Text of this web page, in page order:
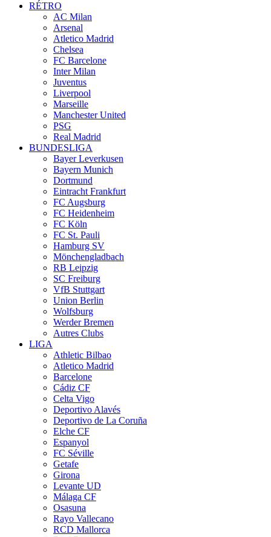
RÉTRO
AC Milan
Arsenal
Atletico Madrid
Chelsea
FC Barcelone
Inter Milan
Juventus
Liverpool
Marseille
Manchester United
PSG
Real Madrid
BUNDESLIGA
Bayer Leverkusen
Bayern Munich
Dortmund
Eintracht Frankfurt
FC Augsburg
FC Heidenheim
FC Köln
FC St. Pauli
Hamburg SV
Mönchengladbach
RB Leipzig
SC Freiburg
VfB Stuttgart
Union Berlin
Wolfsburg
Werder Bremen
Autres Clubs
LIGA
Athletic Bilbao
Atletico Madrid
Barcelone
Cádiz CF
Celta Vigo
Deportivo Alavés
Deportivo de La Coruña
Elche CF
Espanyol
FC Séville
Getafe
Girona
Levante UD
Málaga CF
Osasuna
Rayo Vallecano
RCD Mallorca